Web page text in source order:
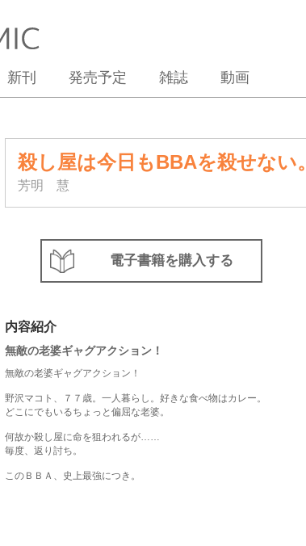
新刊 発売予定 雑誌 動画
殺し屋は今日もBBAを殺せな
芳明 慧
電子書籍を購入する
内容紹介
無敵の老婆ギャグアクション！
無敵の老婆ギャグアクション！
野沢マコト、７７歳。一人暮らし。好きな食べ物はカレー。
どこにでもいるちょっと偏屈な老婆。
何故か殺し屋に命を狙われるが……
毎度、返り討ち。
このＢＢＡ、史上最強につき。